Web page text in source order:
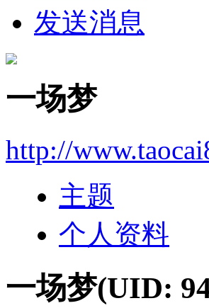
发送消息
一场梦
http://
主题
个人资料
一场梦(UID: